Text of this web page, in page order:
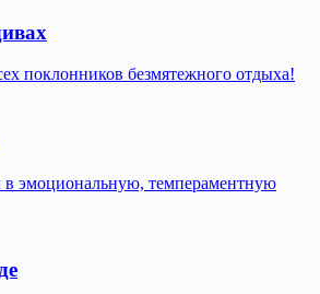
поклонников безмятежного отдыха!
эмоциональную, темпераментную